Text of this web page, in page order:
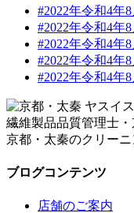
#2022年令和4年8
#2022年令和4年8
#2022年令和4年8
#2022年令和4年8
#2022年令和4年8
繊維製品品質管理士
京都・太秦のクリー
ブログコンテンツ
店舗のご案内